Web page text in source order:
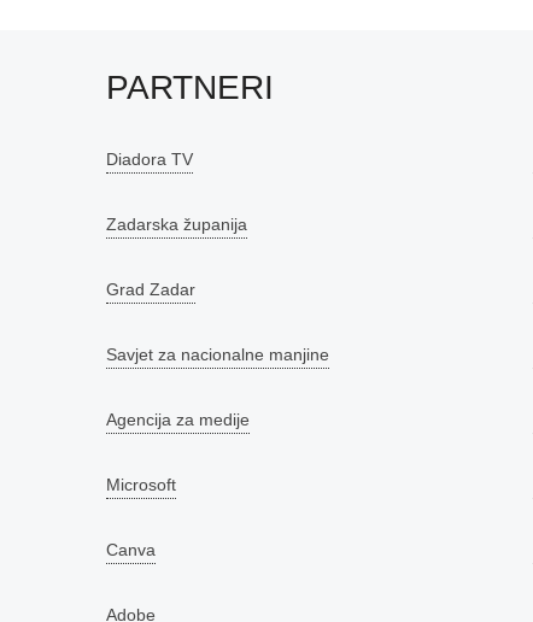
PARTNERI
Diadora TV
Zadarska županija
Grad Zadar
Savjet za nacionalne manjine
Agencija za medije
Microsoft
Canva
Adobe